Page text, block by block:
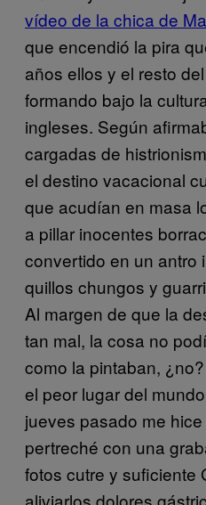
vídeo de la chica de
que encendió la pira
años ellos y el resto
formando bajo la
ingleses. Según
cargadas de
el destino vacacional
que acudían en masa
a pillar inocentes
convertido en un antro
quillos chungos y
Al margen de que la
tan mal, la cosa no
como la pintaban,
el peor lugar del
jueves pasado me
pertreché con una
fotos cutre y suficiente
aliviarlos dolores